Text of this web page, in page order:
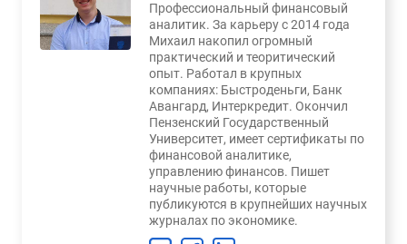
Профессиональный финансовый
аналитик. За карьеру с 2014 года
Михаил накопил огромный
практический и теоритический
опыт. Работал в крупных
компаниях: Быстроденьги, Банк
Авангард, Интеркредит. Окончил
Пензенский Государственный
Университет, имеет сертификаты по
финансовой аналитике,
управлению финансов. Пишет
научные работы, которые
публикуются в крупнейших научных
журналах по экономике.